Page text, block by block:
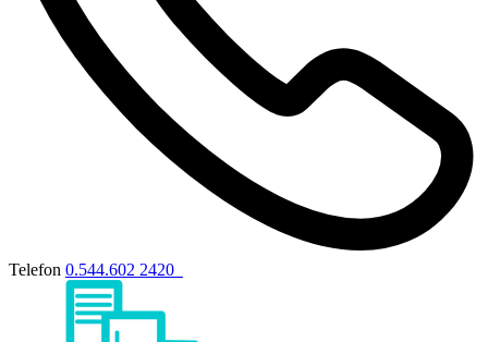
Telefon 0.544.602 2420